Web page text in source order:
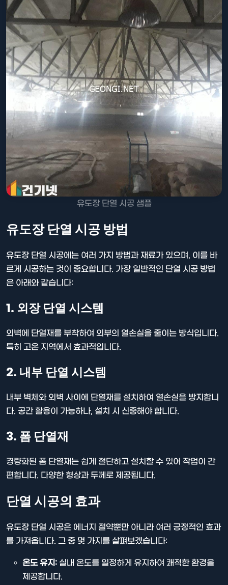
유도장 단열 시공 샘플
유도장 단열 시공 방법
유도장 단열 시공에는 여러 가지 방법과 재료가 있으며, 이를 바
르게 시공하는 것이 중요합니다. 가장 일반적인 단열 시공 방법
은 아래와 같습니다:
1. 외장 단열 시스템
외벽에 단열재를 부착하여 외부의 열손실을 줄이는 방식입니다.
특히 고온 지역에서 효과적입니다.
2. 내부 단열 시스템
내부 벽체와 외벽 사이에 단열재를 설치하여 열손실을 방지합니
다. 공간 활용이 가능하나, 설치 시 신중해야 합니다.
3. 폼 단열재
경량화된 폼 단열재는 쉽게 절단하고 설치할 수 있어 작업이 간
편합니다. 다양한 형상과 두께로 제공됩니다.
단열 시공의 효과
유도장 단열 시공은 에너지 절약뿐만 아니라 여러 긍정적인 효과
를 가져옵니다. 그 중 몇 가지를 살펴보겠습니다:
온도 유지: 실내 온도를 일정하게 유지하여 쾌적한 환경을
제공합니다.